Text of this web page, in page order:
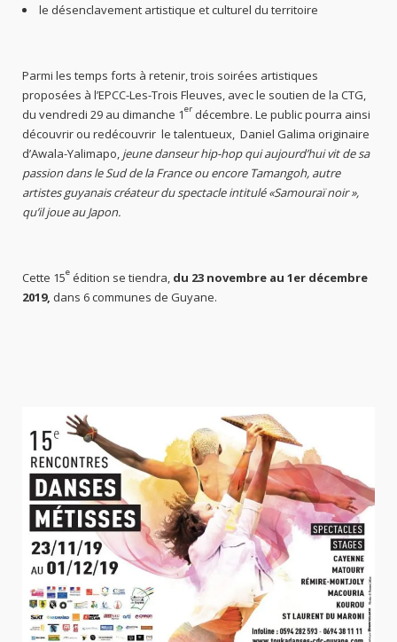
le désenclavement artistique et culturel du territoire
Parmi les temps forts à retenir, trois soirées artistiques
proposées à l’EPCC-Les-Trois Fleuves, avec le soutien de la CTG,
du vendredi 29 au dimanche 1er décembre. Le public pourra ainsi
découvrir ou redécouvrir le talentueux, Daniel Galima originaire
d’Awala-Yalimapo, jeune danseur hip-hop qui aujourd’hui vit de sa
passion dans le Sud de la France ou encore Tamangoh, autre
artistes guyanais créateur du spectacle intitulé «Samouraï noir »,
qu’il joue au Japon.
Cette 15e édition se tiendra, du 23 novembre au 1er décembre
2019, dans 6 communes de Guyane.